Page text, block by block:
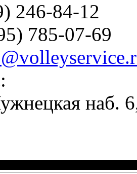
246-84-12
785-07-69
наб.